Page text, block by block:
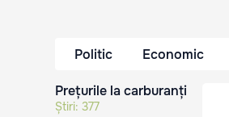
Politic Economic
Prețurile la carburanți
Știri: 377